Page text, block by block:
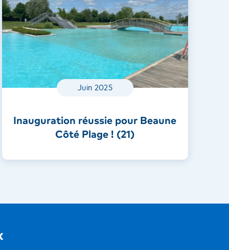
Juin 2025
Inauguration réussie pour Beaune
Côté Plage ! (21)